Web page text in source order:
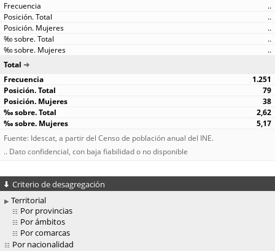
..
..
..
..
..
Total
1.251
79
38
2,62
5,17
Fuente: Idescat, a partir del Censo de población anual del INE.
.. Dato confidencial, con baja fiabilidad o no disponible
Criterio de desagregación
Territorial
Por provincias
Por ámbitos
Por comarcas
Por nacionalidad